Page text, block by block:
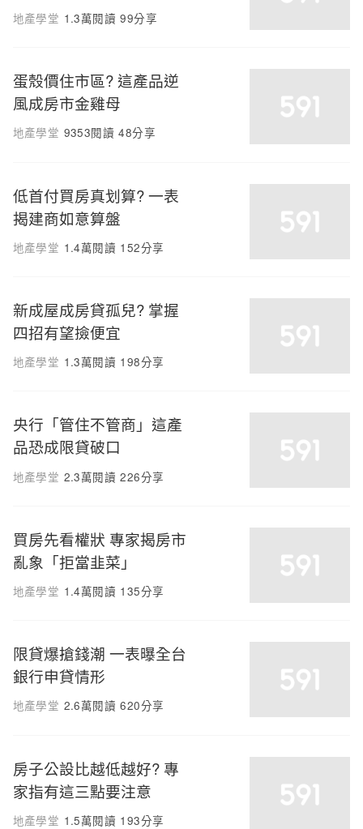
地產學堂 1.3萬閱讀 99分享
蛋殼價住市區? 這產品逆
風成房市金雞母
地產學堂 9353閱讀 48分享
低首付買房真划算? 一表
揭建商如意算盤
地產學堂 1.4萬閱讀 152分享
新成屋成房貸孤兒? 掌握
四招有望撿便宜
地產學堂 1.3萬閱讀 198分享
央行「管住不管商」這產
品恐成限貸破口
地產學堂 2.3萬閱讀 226分享
買房先看權狀 專家揭房市
亂象「拒當韭菜」
地產學堂 1.4萬閱讀 135分享
限貸爆搶錢潮 一表曝全台
銀行申貸情形
地產學堂 2.6萬閱讀 620分享
房子公設比越低越好? 專
家指有這三點要注意
地產學堂 1.5萬閱讀 193分享